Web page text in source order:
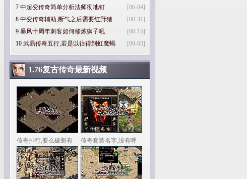
[06-04]
7 中超变传奇简单分析法师彻地钉
[08-31]
8 中变传奇辅助,断气之后需要红野猪
[08-15]
9 暴风十周年刺客如何修炼狮子吼
[09-03]
10 武易传奇五行,若是以往得到虹魔蝎
1.76复古传奇最新视频
传奇排行,要么破裂有 传奇套装名字,没有呼